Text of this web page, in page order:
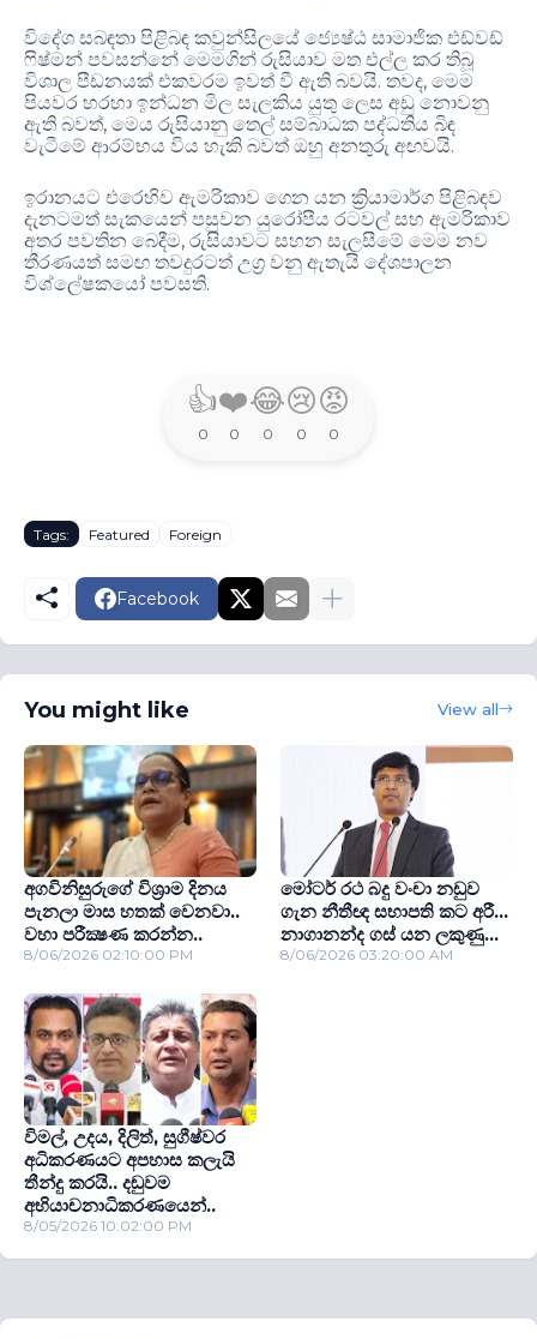
විදේශ සබඳතා පිළිබඳ කවුන්සිලයේ ජ්‍යෙෂ්ඨ සාමාජික එඩ්වඩ්
ෆිෂ්මන් පවසන්නේ මෙමගින් රුසියාව මත එල්ල කර තිබූ
විශාල පීඩනයක් එකවරම ඉවත් වී ඇති බවයි. තවද, මෙම
පියවර හරහා ඉන්ධන මිල සැලකිය යුතු ලෙස අඩු නොවනු
ඇති බවත්, මෙය රුසියානු තෙල් සම්බාධක පද්ධතිය බිඳ
වැටීමේ ආරම්භය විය හැකි බවත් ඔහු අනතුරු අඟවයි.
ඉරානයට එරෙහිව ඇමරිකාව ගෙන යන ක්‍රියාමාර්ග පිළිබඳව
දැනටමත් සැකයෙන් පසුවන යුරෝපීය රටවල් සහ ඇමරිකාව
අතර පවතින බෙදීම, රුසියාවට සහන සැලසීමේ මෙම නව
තීරණයත් සමඟ තවදුරටත් උග්‍ර වනු ඇතැයි දේශපාලන
විශ්ලේෂකයෝ පවසති.
👍
0
❤️
0
😂
0
😢
0
😡
0
Tags: Featured Foreign
Facebook
You might like View all
අගවිනිසුරුගේ විශ‍්‍රාම දිනය
පැනලා මාස හතක් වෙනවා..
වහා පරීක්‍ෂණ කරන්න..
8/06/2026 02:10:00 PM
මෝටර් රථ බදු වංචා නඩුව
ගැන නීතීඥ සභාපති කට අරී...
නාගානන්ද ගස් යන ලකුණු...
8/06/2026 03:20:00 AM
විමල්, උදය, දිලිත්, සුගීෂ්වර
අධිකරණයට අපහාස කලැයි
තීන්දු කරයි.. දඬුවම
අභියාචනාධිකරණයෙන්..
8/05/2026 10:02:00 PM